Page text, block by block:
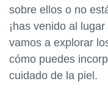
sobre ellos o no
¡has venido al
vamos a explorar
cómo puedes
cuidado de la piel.